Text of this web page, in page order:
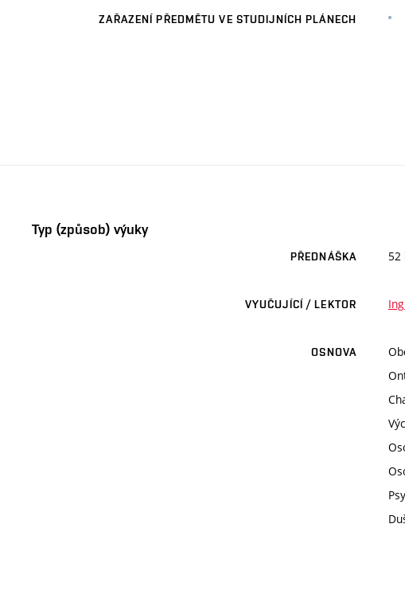
ZAŘAZENÍ PŘEDMĚTU VE STUDIJNÍCH PLÁNECH
Typ (způsob) výuky
PŘEDNÁŠKA 52
VYUČUJÍCÍ / LEKTOR
OSNOVA